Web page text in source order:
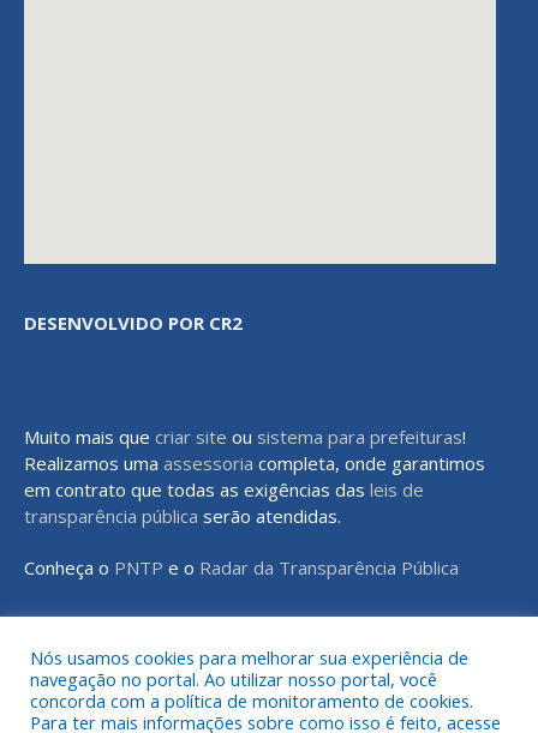
DESENVOLVIDO POR CR2
Muito mais que criar site ou sistema para prefeituras!
Realizamos uma assessoria completa, onde garantimos
em contrato que todas as exigências das leis de
transparência pública serão atendidas.
Conheça o PNTP e o Radar da Transparência Pública
Todos os direitos reservados a Prefeitura Municipal de Rondon do
Pará
Nós usamos cookies para melhorar sua experiência de
navegação no portal. Ao utilizar nosso portal, você
concorda com a política de monitoramento de cookies.
Para ter mais informações sobre como isso é feito, acesse